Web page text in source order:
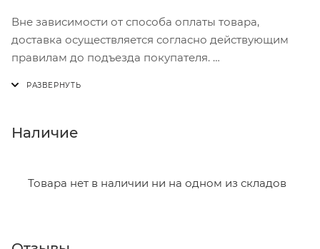
Вне зависимости от способа оплаты товара,
доставка осуществляется согласно действующим
правилам до подъезда покупателя.
В субботу с 8:00 до 15:00
- зоны доставки;
Наличие
Товара нет в наличии ни на одном из складов